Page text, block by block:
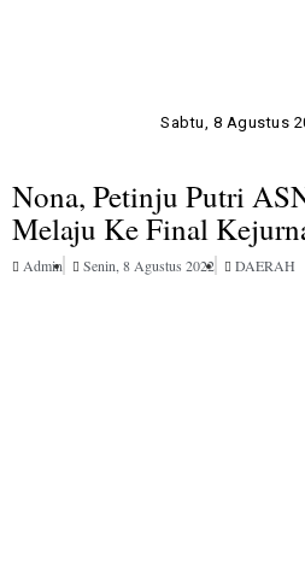
Sabtu, 8 Agustus
Nona, Petinju Putri
Melaju Ke Final
Admin Senin, 8 Agustus 2022 DAERAH